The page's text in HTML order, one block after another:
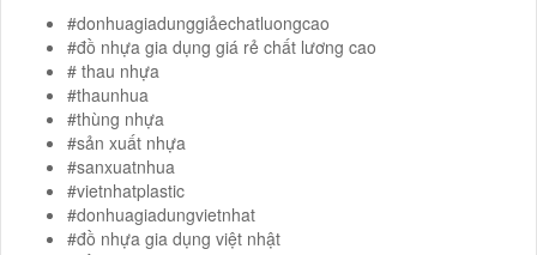
#donhuagiadunggiảechatluongcao
#đồ nhựa gia dụng giá rẻ chất lương cao
# thau nhựa
#thaunhua
#thùng nhựa
#sản xuất nhựa
#sanxuatnhua
#vietnhatplastic
#donhuagiadungvietnhat
#đồ nhựa gia dụng việt nhật